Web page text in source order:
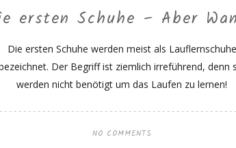
ersten Schuhe – Aber
Die ersten Schuhe werden meist als Lauflernschuhe
Der Begriff ist ziemlich irreführend, denn
werden nicht benötigt um das Laufen zu lernen!
NO COMMENTS